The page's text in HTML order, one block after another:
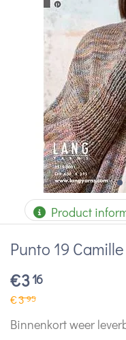
Product
Punto 19
€316
€395
Binnenkort weer